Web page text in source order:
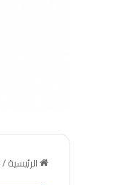
الرئيسية/